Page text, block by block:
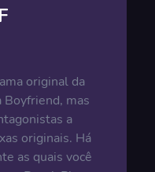
original da
Boyfriend, mas
a
originais. Há
as quais você